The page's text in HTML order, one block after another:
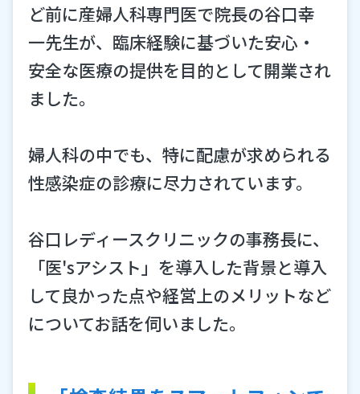
問診フォーム作成
アンケート機能
患者カルテ
検査結果送信
メッセージ配信
ど前に産婦人科専門医で院長の谷口幸
一先生が、臨床経験に基づいた安心・
安全な医療の提供を目的として開業され
ました。
婦人科の中でも、特に配慮が求められる
性感染症の診療に尽力されています。
谷口レディースクリニックの事務長に、
「医'sアシスト」を導入した背景と導入
して良かった点や経営上のメリットなど
についてお話を伺いました。